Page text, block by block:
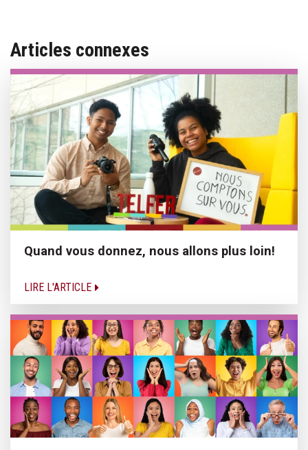
Articles connexes
Quand vous donnez, nous allons plus loin!
LIRE L'ARTICLE